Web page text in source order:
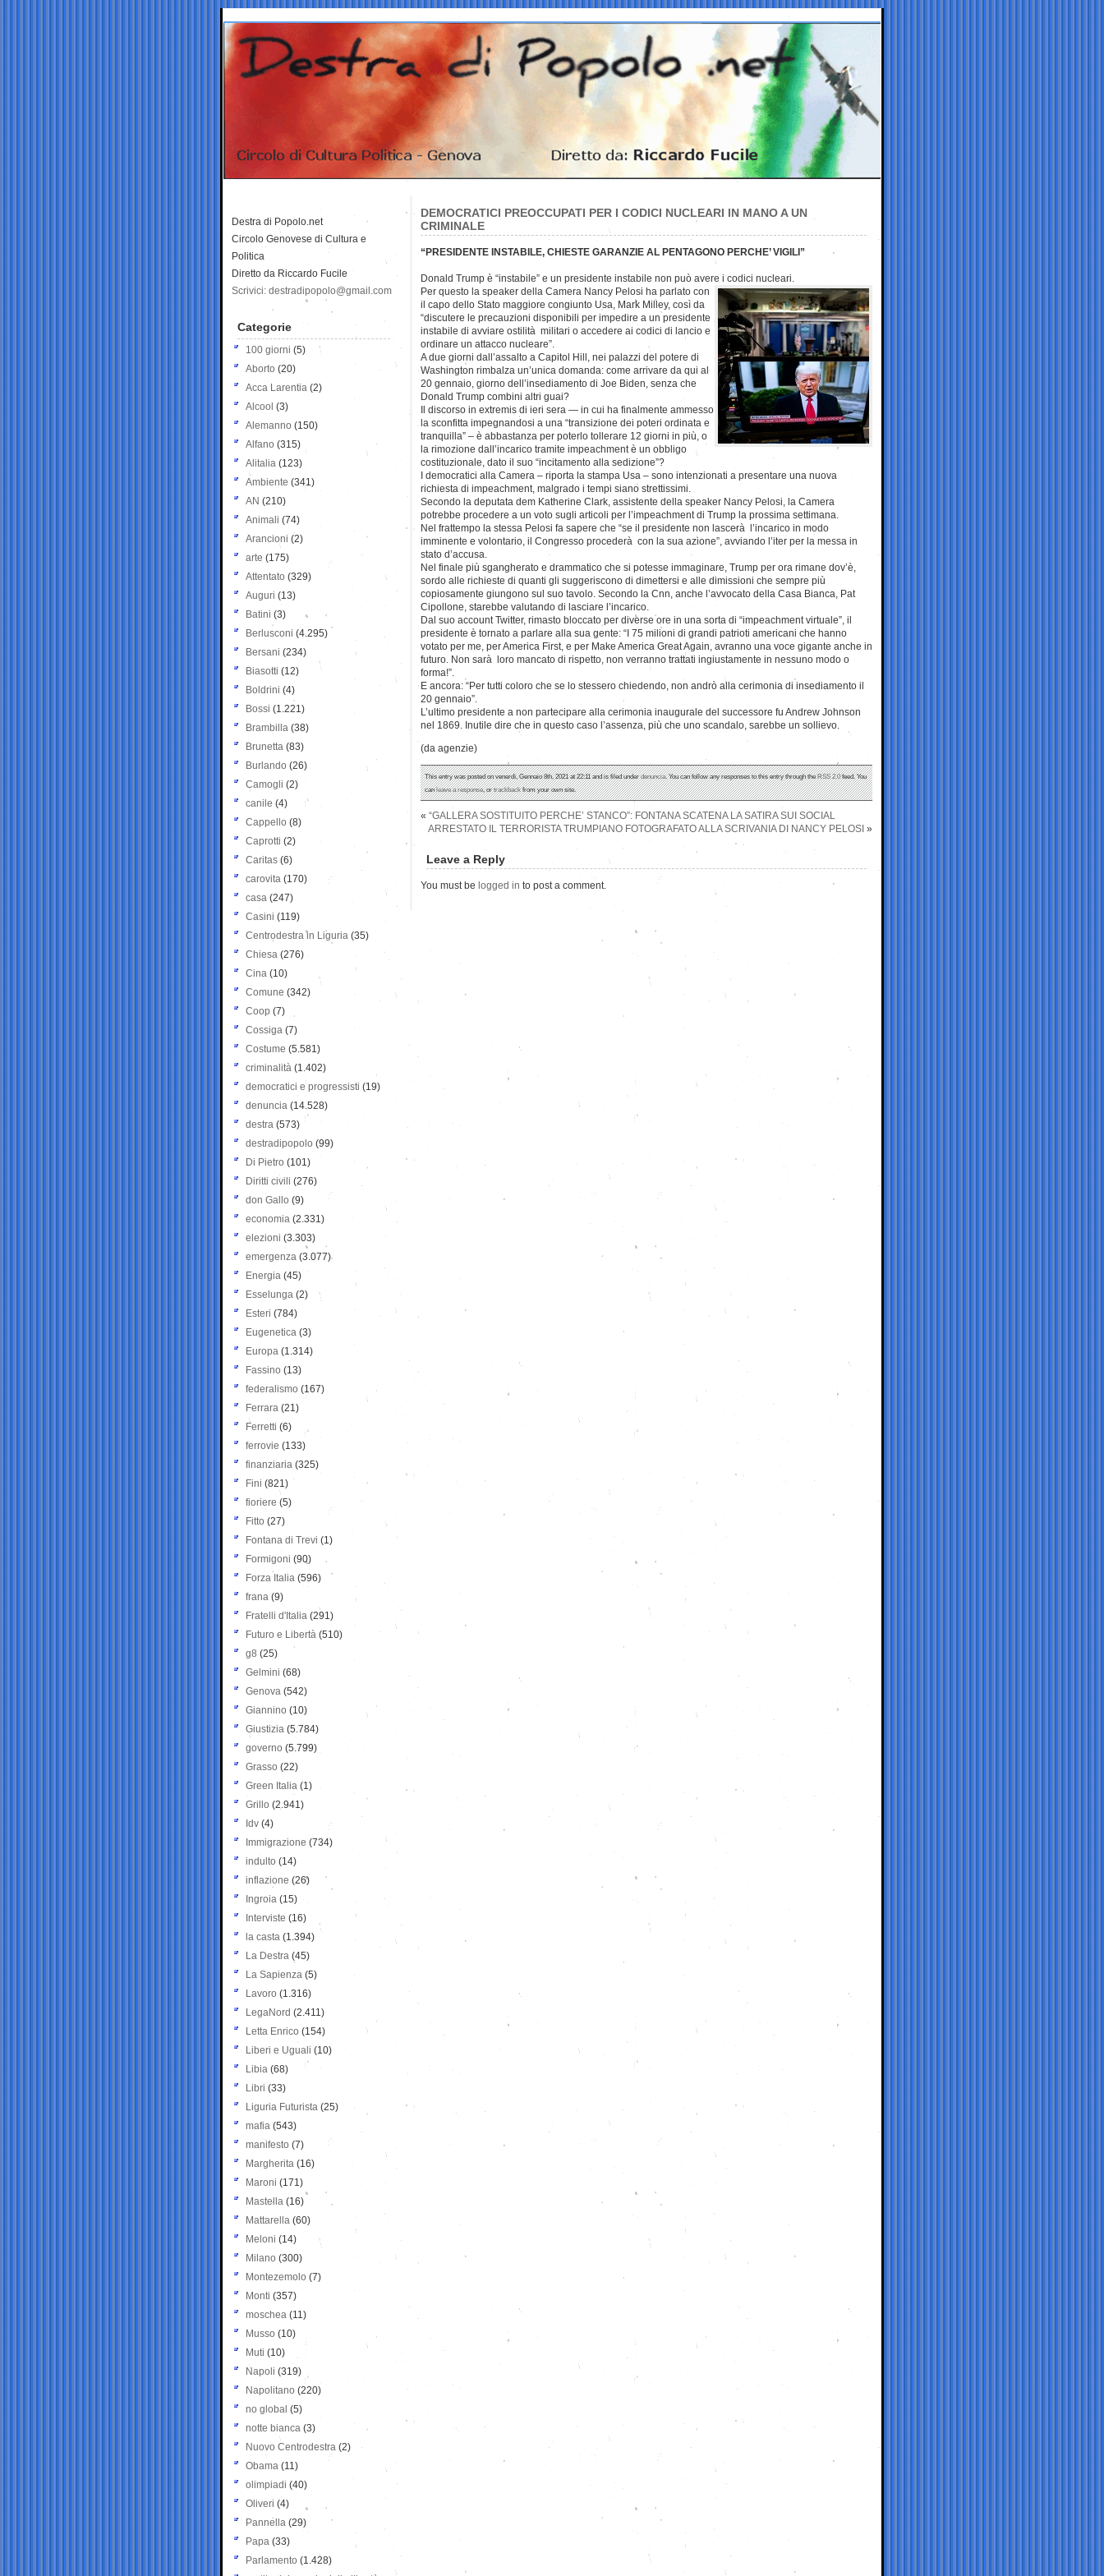
DEMOCRATICI PREOCCUPATI PER I CODICI NUCLEARI IN MANO A UN
CRIMINALE
“PRESIDENTE INSTABILE, CHIESTE GARANZIE AL PENTAGONO PERCHE’ VIGILI”
Donald Trump è “instabile” e un presidente instabile non può avere i codici nucleari.
Per questo la speaker della Camera Nancy Pelosi ha parlato con
il capo dello Stato maggiore congiunto Usa, Mark Milley, così da
“discutere le precauzioni disponibili per impedire a un presidente
instabile di avviare ostilità militari o accedere ai codici di lancio e
ordinare un attacco nucleare”.
A due giorni dall’assalto a Capitol Hill, nei palazzi del potere di
Washington rimbalza un’unica domanda: come arrivare da qui al
20 gennaio, giorno dell’insediamento di Joe Biden, senza che
Donald Trump combini altri guai?
Il discorso in extremis di ieri sera — in cui ha finalmente ammesso
la sconfitta impegnandosi a una “transizione dei poteri ordinata e
tranquilla” – è abbastanza per poterlo tollerare 12 giorni in più, o
la rimozione dall’incarico tramite impeachment è un obbligo
costituzionale, dato il suo “incitamento alla sedizione”?
I democratici alla Camera – riporta la stampa Usa – sono intenzionati a presentare una nuova
richiesta di impeachment, malgrado i tempi siano strettissimi.
Secondo la deputata dem Katherine Clark, assistente della speaker Nancy Pelosi, la Camera
potrebbe procedere a un voto sugli articoli per l’impeachment di Trump la prossima settimana.
Nel frattempo la stessa Pelosi fa sapere che “se il presidente non lascerà l’incarico in modo
imminente e volontario, il Congresso procederà con la sua azione”, avviando l’iter per la messa in
stato d’accusa.
Nel finale più sgangherato e drammatico che si potesse immaginare, Trump per ora rimane dov’è,
sordo alle richieste di quanti gli suggeriscono di dimettersi e alle dimissioni che sempre più
copiosamente giungono sul suo tavolo. Secondo la Cnn, anche l’avvocato della Casa Bianca, Pat
Cipollone, starebbe valutando di lasciare l’incarico.
Dal suo account Twitter, rimasto bloccato per diverse ore in una sorta di “impeachment virtuale”, il
presidente è tornato a parlare alla sua gente: “I 75 milioni di grandi patrioti americani che hanno
votato per me, per America First, e per Make America Great Again, avranno una voce gigante anche in
futuro. Non sarà loro mancato di rispetto, non verranno trattati ingiustamente in nessuno modo o
forma!”.
E ancora: “Per tutti coloro che se lo stessero chiedendo, non andrò alla cerimonia di insediamento il
20 gennaio”.
L’ultimo presidente a non partecipare alla cerimonia inaugurale del successore fu Andrew Johnson
nel 1869. Inutile dire che in questo caso l’assenza, più che uno scandalo, sarebbe un sollievo.
(da agenzie)
This entry was posted on venerdì, Gennaio 8th, 2021 at 22:11 and is filed underdenuncia. You can follow any responses to this entry through theRSS 2.0feed. You
canleave a response, ortrackbackfrom your own site.
« “GALLERA SOSTITUITO PERCHE’ STANCO”: FONTANA SCATENA LA SATIRA SUI SOCIAL
ARRESTATO IL TERRORISTA TRUMPIANO FOTOGRAFATO ALLA SCRIVANIA DI NANCY PELOSI »
Leave a Reply
You must be logged in to post a comment.
Destra di Popolo.net
Circolo Genovese di Cultura e
Politica
Diretto da Riccardo Fucile
Scrivici: destradipopolo@gmail.com
Categorie
100 giorni (5)
Aborto (20)
Acca Larentia (2)
Alcool (3)
Alemanno (150)
Alfano (315)
Alitalia (123)
Ambiente (341)
AN (210)
Animali (74)
Arancioni (2)
arte (175)
Attentato (329)
Auguri (13)
Batini (3)
Berlusconi (4.295)
Bersani (234)
Biasotti (12)
Boldrini (4)
Bossi (1.221)
Brambilla (38)
Brunetta (83)
Burlando (26)
Camogli (2)
canile (4)
Cappello (8)
Caprotti (2)
Caritas (6)
carovita (170)
casa (247)
Casini (119)
Centrodestra in Liguria (35)
Chiesa (276)
Cina (10)
Comune (342)
Coop (7)
Cossiga (7)
Costume (5.581)
criminalità (1.402)
democratici e progressisti (19)
denuncia (14.528)
destra (573)
destradipopolo (99)
Di Pietro (101)
Diritti civili (276)
don Gallo (9)
economia (2.331)
elezioni (3.303)
emergenza (3.077)
Energia (45)
Esselunga (2)
Esteri (784)
Eugenetica (3)
Europa (1.314)
Fassino (13)
federalismo (167)
Ferrara (21)
Ferretti (6)
ferrovie (133)
finanziaria (325)
Fini (821)
fioriere (5)
Fitto (27)
Fontana di Trevi (1)
Formigoni (90)
Forza Italia (596)
frana (9)
Fratelli d'Italia (291)
Futuro e Libertà (510)
g8 (25)
Gelmini (68)
Genova (542)
Giannino (10)
Giustizia (5.784)
governo (5.799)
Grasso (22)
Green Italia (1)
Grillo (2.941)
Idv (4)
Immigrazione (734)
indulto (14)
inflazione (26)
Ingroia (15)
Interviste (16)
la casta (1.394)
La Destra (45)
La Sapienza (5)
Lavoro (1.316)
LegaNord (2.411)
Letta Enrico (154)
Liberi e Uguali (10)
Libia (68)
Libri (33)
Liguria Futurista (25)
mafia (543)
manifesto (7)
Margherita (16)
Maroni (171)
Mastella (16)
Mattarella (60)
Meloni (14)
Milano (300)
Montezemolo (7)
Monti (357)
moschea (11)
Musso (10)
Muti (10)
Napoli (319)
Napolitano (220)
no global (5)
notte bianca (3)
Nuovo Centrodestra (2)
Obama (11)
olimpiadi (40)
Oliveri (4)
Pannella (29)
Papa (33)
Parlamento (1.428)